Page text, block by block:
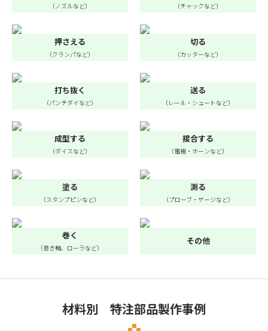
（ノズルなど） （チャックなど）
押さえる
（クランパなど）
切る
（カッターなど）
打ち抜く
（パンチダイなど）
送る
（レール・シュートなど）
成型する
（ダイスなど）
接合する
（電極・ホーンなど）
塗る
（スタンプピンなど）
測る
（プローブ・ゲージなど）
巻く
（巻き軸、ローラなど）
その他
材料別 特注部品製作事例